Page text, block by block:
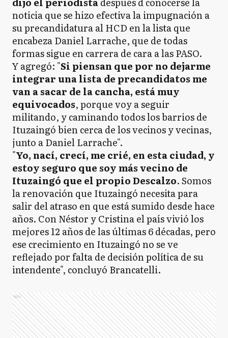
noticia que se hizo efectiva la impugnación a
su precandidatura al HCD en la lista que
encabeza Daniel Larrache, que de todas
formas sigue en carrera de cara a las PASO.
Y agregó: "Si piensan que por no dejarme
integrar una lista de precandidatos me
van a sacar de la cancha, está muy
equivocados, porque voy a seguir
militando, y caminando todos los barrios de
Ituzaingó bien cerca de los vecinos y vecinas,
junto a Daniel Larrache".
"Yo, nací, crecí, me crié, en esta ciudad, y
estoy seguro que soy más vecino de
Ituzaingó que el propio Descalzo. Somos
la renovación que Ituzaingó necesita para
salir del atraso en que está sumido desde hace
años. Con Néstor y Cristina el país vivió los
mejores 12 años de las últimas 6 décadas, pero
ese crecimiento en Ituzaingó no se ve
reflejado por falta de decisión política de su
intendente", concluyó Brancatelli.
Ads